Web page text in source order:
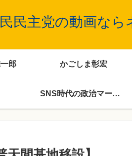
民主党の動画なら
郎 かごしま彰宏
SNS時代の政治マーケティング